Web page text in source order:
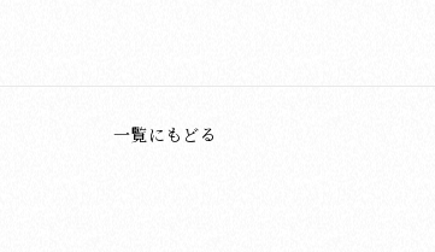
一覧にもどる